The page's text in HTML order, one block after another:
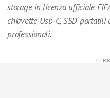
storage in licenza ufficiale
chiavette Usb-C, SSD portatili
professionali.